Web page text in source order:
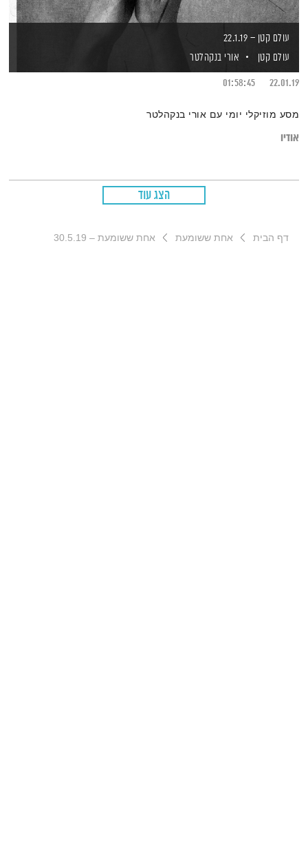
עולם קטן – 22.1.19
עולם קטן
אורי בנקהלטר
22.01.19
01:58:45
מסע מוזיקלי יומי עם אורי בנקהלטר
אודיו
הצג עוד
דף הבית אחת ששומעת אחת ששומעת – 30.5.19